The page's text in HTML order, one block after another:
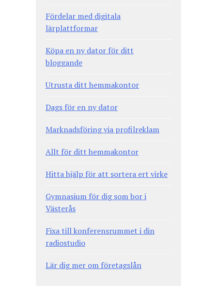
Fördelar med digitala
lärplattformar
Köpa en ny dator för ditt
bloggande
Utrusta ditt hemmakontor
Dags för en ny dator
Marknadsföring via profilreklam
Allt för ditt hemmakontor
Hitta hjälp för att sortera ert virke
Gymnasium för dig som bor i
Västerås
Fixa till konferensrummet i din
radiostudio
Lär dig mer om företagslån